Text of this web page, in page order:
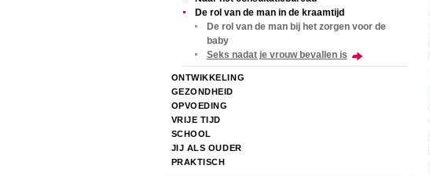
De rol van de man in de kraamtijd
De rol van de man bij het zorgen voor de
baby
Seks nadat je vrouw bevallen is
ONTWIKKELING
GEZONDHEID
OPVOEDING
VRIJE TIJD
SCHOOL
JIJ ALS OUDER
PRAKTISCH